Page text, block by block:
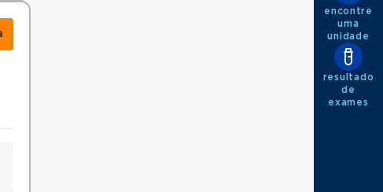
encontre
uma
unidade
resultado
de
exames